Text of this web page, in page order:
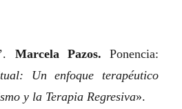
Marcela Pazos. Ponencia:
Un enfoque terapéutico
y la Terapia Regresiva».